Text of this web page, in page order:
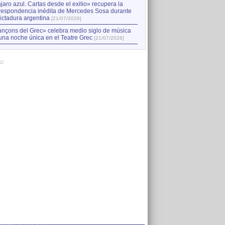
azul. Cartas desde el exilio» recupera la
inédita de Mercedes Sosa durante
argentina [21/07/2026]
del Grec» celebra medio siglo de música
noche única en el Teatre Grec [21/07/2026]